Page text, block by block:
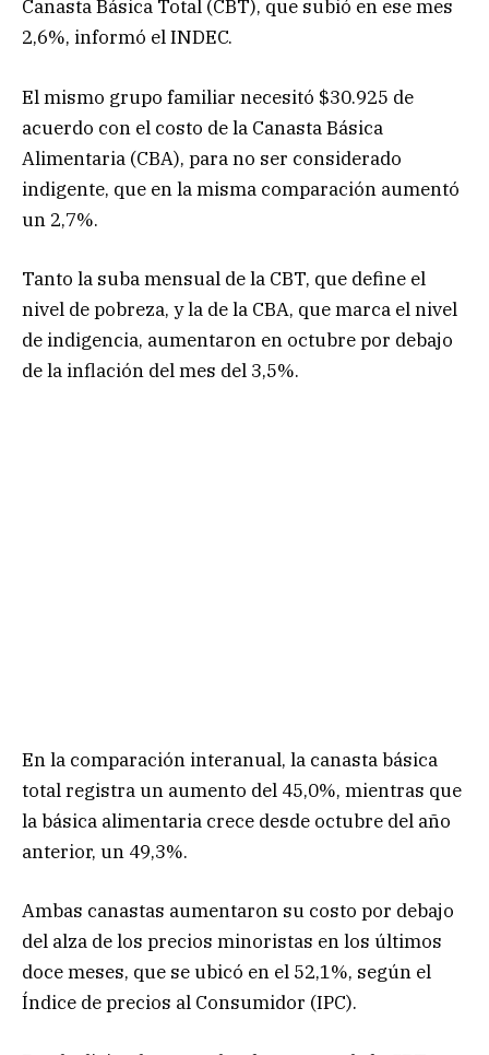
Canasta Básica Total (CBT), que subió en ese mes
2,6%, informó el INDEC.
El mismo grupo familiar necesitó $30.925 de
acuerdo con el costo de la Canasta Básica
Alimentaria (CBA), para no ser considerado
indigente, que en la misma comparación aumentó
un 2,7%.
Tanto la suba mensual de la CBT, que define el
nivel de pobreza, y la de la CBA, que marca el nivel
de indigencia, aumentaron en octubre por debajo
de la inflación del mes del 3,5%.
En la comparación interanual, la canasta básica
total registra un aumento del 45,0%, mientras que
la básica alimentaria crece desde octubre del año
anterior, un 49,3%.
Ambas canastas aumentaron su costo por debajo
del alza de los precios minoristas en los últimos
doce meses, que se ubicó en el 52,1%, según el
Índice de precios al Consumidor (IPC).